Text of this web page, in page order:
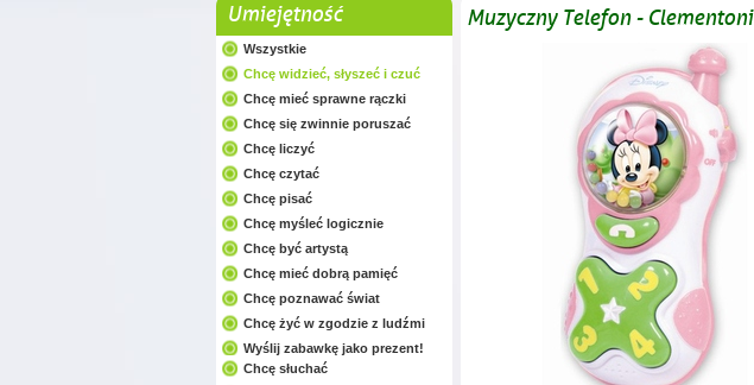
Umiejętność
Wszystkie
Chcę widzieć, słyszeć i czuć
Chcę mieć sprawne rączki
Chcę się zwinnie poruszać
Chcę liczyć
Chcę czytać
Chcę pisać
Chcę myśleć logicznie
Chcę być artystą
Chcę mieć dobrą pamięć
Chcę poznawać świat
Chcę żyć w zgodzie z ludźmi
Wyślij zabawkę jako prezent!
Chcę słuchać
Muzyczny Telefon - Clementoni